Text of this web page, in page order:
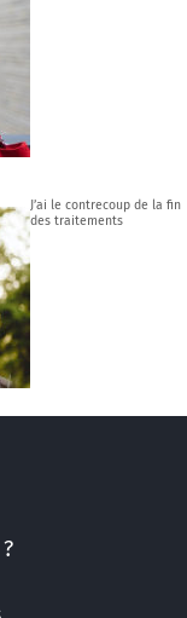
J’ai le contrecoup de la fin
des traitements